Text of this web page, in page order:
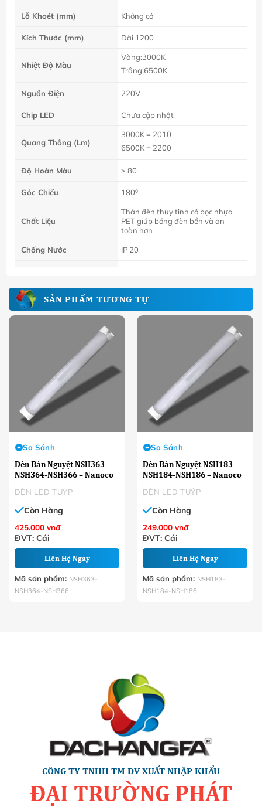
Lỗ Khoét (mm) Không có
Kích Thước (mm) Dài 1200
Nhiệt Độ Màu
Vàng:3000K
Trắng:6500K
Nguồn Điện 220V
Chip LED Chưa cập nhật
Quang Thông (Lm)
3000K = 2010
6500K = 2200
Độ Hoàn Màu ≥ 80
Góc Chiếu 180⁰
Chất Liệu
Thân đèn thủy tinh có bọc nhựa
PET giúp bóng đèn bền và an
toàn hơn
Chống Nước IP 20
SẢN PHẨM TƯƠNG TỰ
ĐÈN LED TUÝP
Đèn Bán Nguyệt NSH363-
NSH364-NSH366 – Nanoco
So Sánh
Còn Hàng
425.000 vnđ
ĐVT: Cái
Liên Hệ Ngay
Mã sản phẩm: NSH363-
NSH364-NSH366
ĐÈN LED TUÝP
Đèn Bán Nguyệt NSH183-
NSH184-NSH186 – Nanoco
So Sánh
Còn Hàng
249.000 vnđ
ĐVT: Cái
Liên Hệ Ngay
Mã sản phẩm: NSH183-
NSH184-NSH186
CÔNG TY TNHH TM DV XUẤT NHẬP KHẨU
ĐẠI TRƯỜNG PHÁT